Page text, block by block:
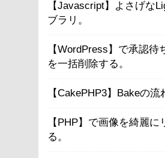
【Javascript】よさげな
ブラリ。
【WordPress】で承認待
を一括削除する。
【CakePHP3】Bakeの流
【PHP】で画像を綺麗に
る。